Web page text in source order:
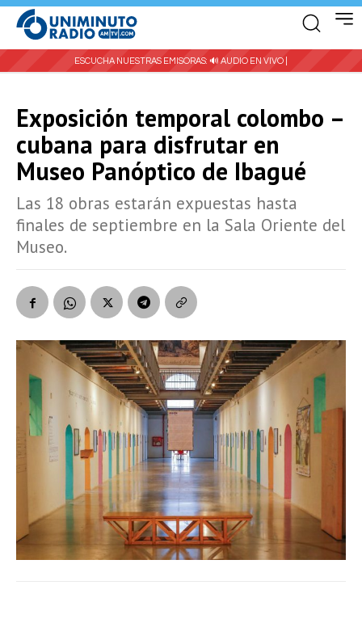
ESCUCHA NUESTRAS EMISORAS: 🔊 AUDIO EN VIVO |
Exposición temporal colombo –
cubana para disfrutar en
Museo Panóptico de Ibagué
Las 18 obras estarán expuestas hasta
finales de septiembre en la Sala Oriente del
Museo.